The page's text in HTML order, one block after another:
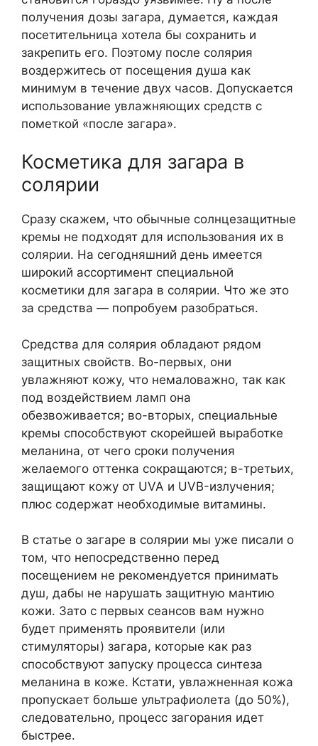
получения дозы загара, думается, каждая
посетительница хотела бы сохранить и
закрепить его. Поэтому после солярия
воздержитесь от посещения душа как
минимум в течение двух часов. Допускается
использование увлажняющих средств с
пометкой «после загара».
Косметика для загара в
солярии
Сразу скажем, что обычные солнцезащитные
кремы не подходят для использования их в
солярии. На сегодняшний день имеется
широкий ассортимент специальной
косметики для загара в солярии. Что же это
за средства — попробуем разобраться.
Средства для солярия обладают рядом
защитных свойств. Во-первых, они
увлажняют кожу, что немаловажно, так как
под воздействием ламп она
обезвоживается; во-вторых, специальные
кремы способствуют скорейшей выработке
меланина, от чего сроки получения
желаемого оттенка сокращаются; в-третьих,
защищают кожу от UVA и UVB-излучения;
плюс содержат необходимые витамины.
В статье о загаре в солярии мы уже писали о
том, что непосредственно перед
посещением не рекомендуется принимать
душ, дабы не нарушать защитную мантию
кожи. Зато с первых сеансов вам нужно
будет применять проявители (или
стимуляторы) загара, которые как раз
способствуют запуску процесса синтеза
меланина в коже. Кстати, увлажненная кожа
пропускает больше ультрафиолета (до 50%),
следовательно, процесс загорания идет
быстрее.